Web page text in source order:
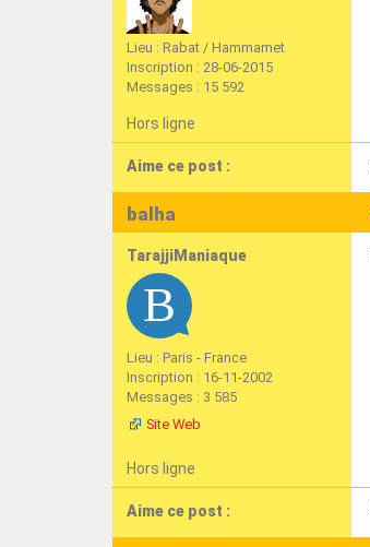
Lieu : Rabat / Hammamet
Inscription : 28-06-2015
Messages : 15 592
Hors ligne
Aime ce post :
balha
TarajjiManiaque
Lieu : Paris - France
Inscription : 16-11-2002
Messages : 3 585
Site Web
Hors ligne
Aime ce post :